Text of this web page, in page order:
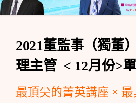
2021董監事（獨董
理主管 < 12月份>
最頂尖的菁英講座 ×